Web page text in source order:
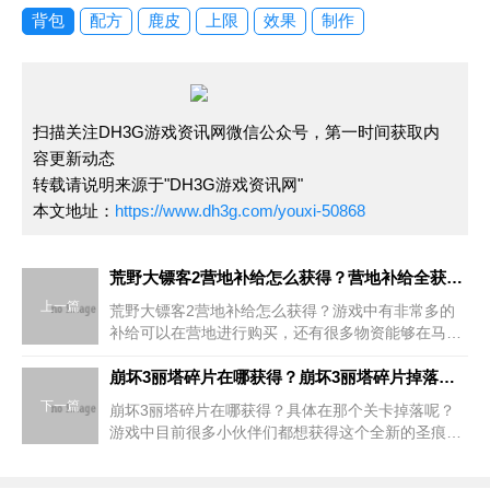
背包 配方 鹿皮 上限 效果 制作
扫描关注DH3G游戏资讯网微信公众号，第一时间获取内
容更新动态
转载请说明来源于"DH3G游戏资讯网"
本文地址： https://www.dh3g.com/youxi-50868
上一篇
荒野大镖客2营地补给怎么获得？营地补给全获取途径详解汇总
荒野大镖客2营地补给怎么获得？游戏中有非常多的
补给可以在营地进行购买，还有很多物资能够在马车
得？下面是小编分享的攻略解析，感兴趣的可以一起
下一篇
崩坏3丽塔碎片在哪获得？崩坏3丽塔碎片掉落关卡详解
崩坏3丽塔碎片在哪获得？具体在那个关卡掉落呢？
游戏中目前很多小伙伴们都想获得这个全新的圣痕